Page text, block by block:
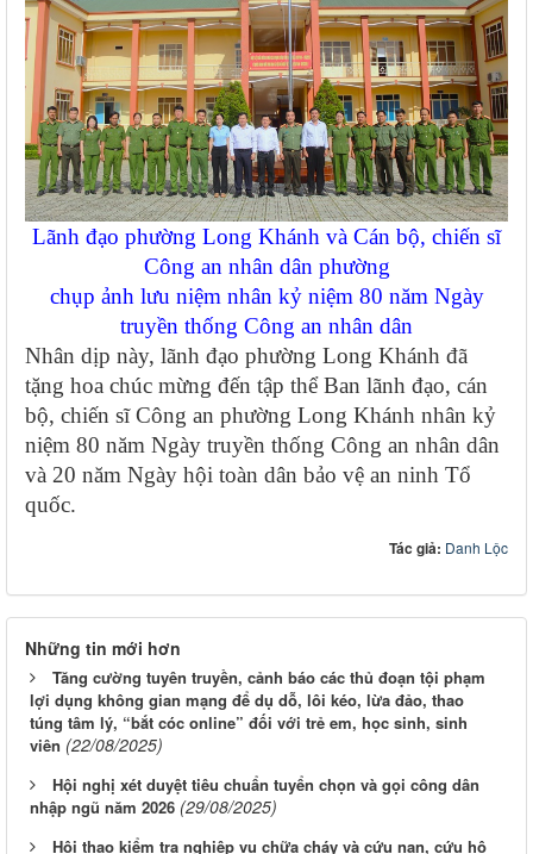
Lãnh đạo phường Long Khánh và Cán bộ, chiến sĩ
Công an nhân dân phường
chụp ảnh lưu niệm nhân kỷ niệm 80 năm Ngày
truyền thống Công an nhân dân
Nhân dịp này, lãnh đạo phường Long Khánh đã
tặng hoa chúc mừng đến tập thể Ban lãnh đạo, cán
bộ, chiến sĩ Công an phường Long Khánh nhân kỷ
niệm 80 năm Ngày truyền thống Công an nhân dân
và 20 năm Ngày hội toàn dân bảo vệ an ninh Tổ
quốc.
Tác giả: Danh Lộc
Những tin mới hơn
Tăng cường tuyên truyền, cảnh báo các thủ đoạn tội phạm
lợi dụng không gian mạng để dụ dỗ, lôi kéo, lừa đảo, thao
túng tâm lý, “bắt cóc online” đối với trẻ em, học sinh, sinh
viên (22/08/2025)
Hội nghị xét duyệt tiêu chuẩn tuyển chọn và gọi công dân
nhập ngũ năm 2026 (29/08/2025)
Hội thao kiểm tra nghiệp vụ chữa cháy và cứu nạn, cứu hộ